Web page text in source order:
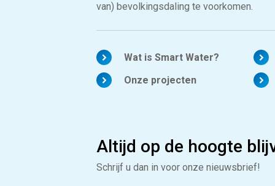
van) bevolkingsdaling te voorkomen.
Wat is Smart Water?
Onze projecten
Altijd op de hoogte
Schrijf u dan in voor onze nieuwsbrief!